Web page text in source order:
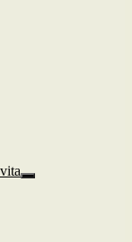
Zobrazit